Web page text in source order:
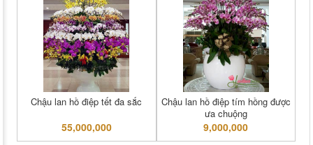
Chậu lan hồ điệp tết đa sắc
55,000,000
Chậu lan hồ điệp tím hồng được
ưa chuộng
9,000,000